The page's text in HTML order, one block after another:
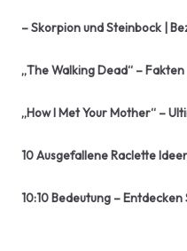
– Skorpion und Steinbock |
„The Walking Dead“ –
„How I Met Your Mother“ –
10 Ausgefallene Raclette
10:10 Bedeutung – Entdecken